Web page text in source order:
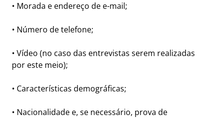
• Morada e endereço de e-mail;
• Número de telefone;
• Vídeo (no caso das entrevistas serem realizadas
por este meio);
• Características demográficas;
• Nacionalidade e, se necessário, prova de